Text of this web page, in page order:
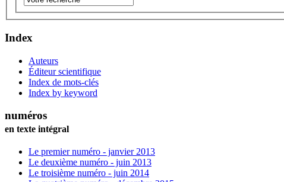
Index
Auteurs
Éditeur scientifique
Index de mots-clés
Index by keyword
numéros
en texte intégral
Le premier numéro - janvier 2013
Le deuxième numéro - juin 2013
Le troisième numéro - juin 2014